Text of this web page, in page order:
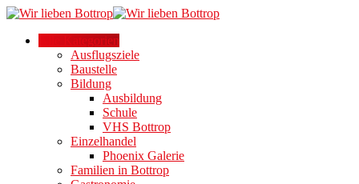
Alle Kategorien
Ausflugsziele
Baustelle
Bildung
Ausbildung
Schule
VHS Bottrop
Einzelhandel
Phoenix Galerie
Familien in Bottrop